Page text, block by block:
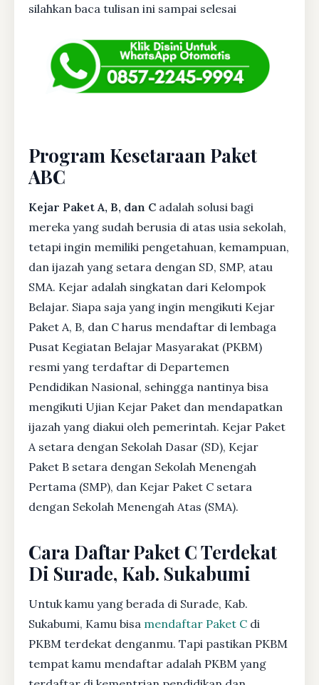
silahkan baca tulisan ini sampai selesai
Program Kesetaraan Paket
ABC
Kejar Paket A, B, dan C adalah solusi bagi
mereka yang sudah berusia di atas usia sekolah,
tetapi ingin memiliki pengetahuan, kemampuan,
dan ijazah yang setara dengan SD, SMP, atau
SMA. Kejar adalah singkatan dari Kelompok
Belajar. Siapa saja yang ingin mengikuti Kejar
Paket A, B, dan C harus mendaftar di lembaga
Pusat Kegiatan Belajar Masyarakat (PKBM)
resmi yang terdaftar di Departemen
Pendidikan Nasional, sehingga nantinya bisa
mengikuti Ujian Kejar Paket dan mendapatkan
ijazah yang diakui oleh pemerintah. Kejar Paket
A setara dengan Sekolah Dasar (SD), Kejar
Paket B setara dengan Sekolah Menengah
Pertama (SMP), dan Kejar Paket C setara
dengan Sekolah Menengah Atas (SMA).
Cara Daftar Paket C Terdekat
Di Surade, Kab. Sukabumi
Untuk kamu yang berada di Surade, Kab.
Sukabumi, Kamu bisa mendaftar Paket C di
PKBM terdekat denganmu. Tapi pastikan PKBM
tempat kamu mendaftar adalah PKBM yang